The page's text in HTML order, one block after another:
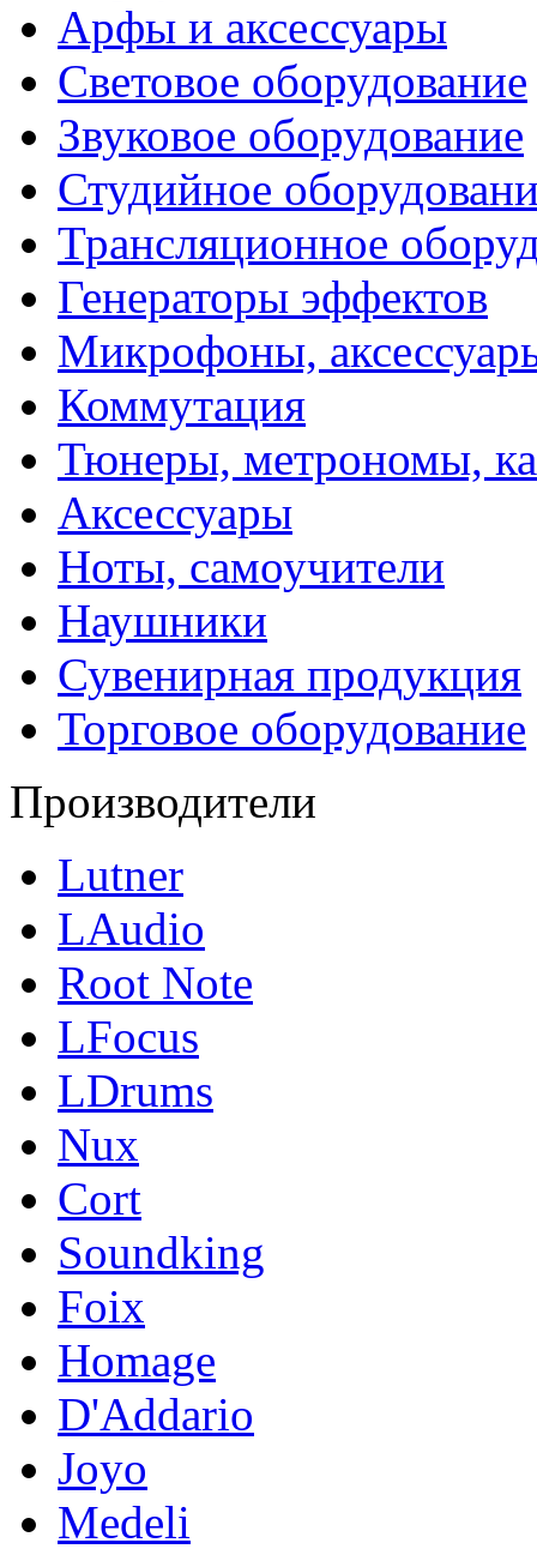
Арфы и аксессуары
Световое оборудование
Звуковое оборудование
Студийное
Трансляционное
Генераторы эффектов
Микрофоны,
Коммутация
Тюнеры, метрономы,
Аксессуары
Ноты, самоучители
Наушники
Сувенирная продукция
Торговое оборудование
Производители
Lutner
LAudio
Root Note
LFocus
LDrums
Nux
Cort
Soundking
Foix
Homage
D'Addario
Joyo
Medeli